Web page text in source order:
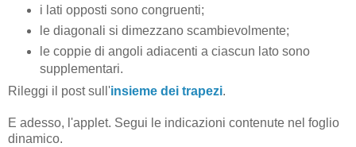
i lati opposti sono congruenti;
le diagonali si dimezzano scambievolmente;
le coppie di angoli adiacenti a ciascun lato sono
supplementari.
Rileggi il post sull'insieme dei trapezi.
E adesso, l'applet. Segui le indicazioni contenute nel foglio
dinamico.